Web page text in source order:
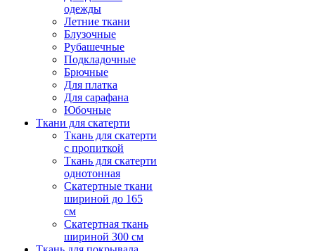
одежды
Летние ткани
Блузочные
Рубашечные
Подкладочные
Брючные
Для платка
Для сарафана
Юбочные
Ткани для скатерти
Ткань для скатерти
с пропиткой
Ткань для скатерти
однотонная
Скатертные ткани
шириной до 165
см
Скатертная ткань
шириной 300 см